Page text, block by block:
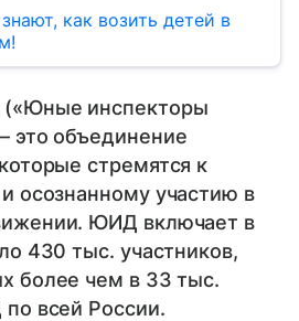
как возить детей в
инспекторы
это объединение
стремятся к
осознанному участию в
ЮИД включает в
430 тыс. участников,
более чем в 33 тыс.
всей России.